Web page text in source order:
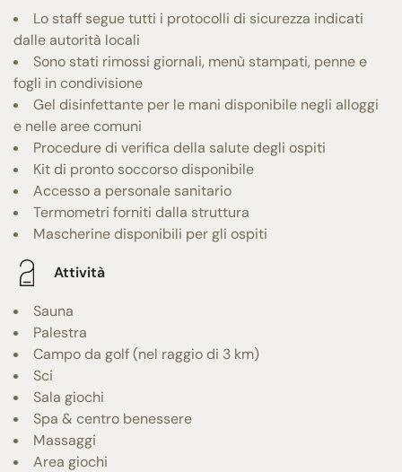
Lo staff segue tutti i protocolli di sicurezza indicati
dalle autorità locali
Sono stati rimossi giornali, menù stampati, penne e
fogli in condivisione
Gel disinfettante per le mani disponibile negli alloggi
e nelle aree comuni
Procedure di verifica della salute degli ospiti
Kit di pronto soccorso disponibile
Accesso a personale sanitario
Termometri forniti dalla struttura
Mascherine disponibili per gli ospiti
Attività
Sauna
Palestra
Campo da golf (nel raggio di 3 km)
Sci
Sala giochi
Spa & centro benessere
Massaggi
Area giochi